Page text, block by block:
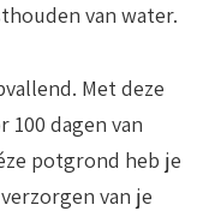
van water.
Met deze
dagen van
potgrond heb je
van je